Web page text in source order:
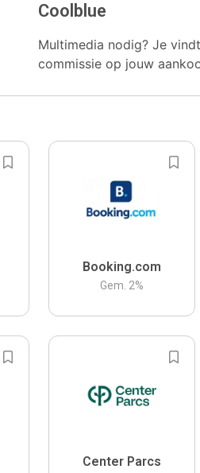
Coolblue
Multimedia nodig? Je
commissie op jouw
Booking.com
Gem. 2%
Center Parcs